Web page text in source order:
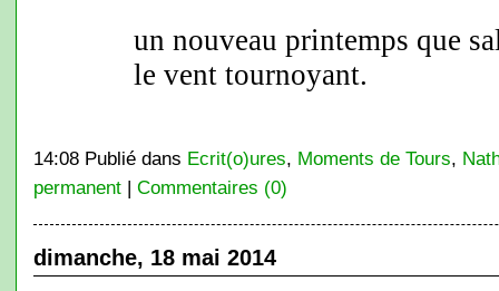
un nouveau printemps que
le vent tournoyant.
14:08 Publié dans Ecrit(o)ures, Moments de Tours,
permanent| Commentaires (0)
dimanche, 18 mai 2014